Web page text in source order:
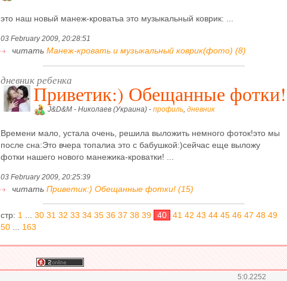
это наш новый манеж-кроватьа это музыкальный коврик: ...
03 February 2009, 20:28:51
читать Манеж-кровать и музыкальный коврик(фото) (8)
дневник ребенка
Приветик:) Обещанные фотки!
J&D&M - Николаев (Украина) - профиль, дневник
Времени мало, устала очень, решила выложить немного фоток!это мы
после сна:Это вчера топалиа это с бабушкой:)сейчас еще выложу
фотки нашего нового манежика-кроватки! ...
03 February 2009, 20:25:39
читать Приветик:) Обещанные фотки! (15)
стр: 1 30 31 32 33 34 35 36 37 38 39 40 41 42 43 44 45 46 47 48 49
50
163
5:0.2252